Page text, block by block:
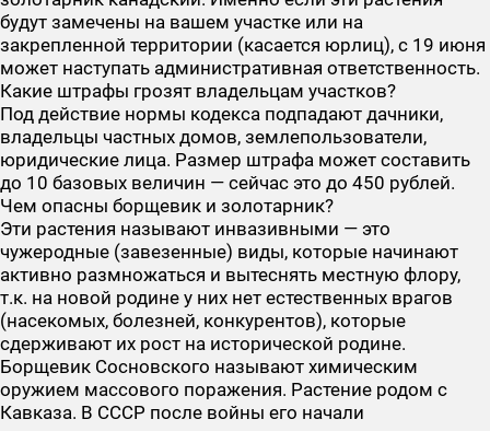
будут замечены на вашем участке или на
закрепленной территории (касается юрлиц), с 19 июня
может наступать административная ответственность.
Какие штрафы грозят владельцам участков?
Под действие нормы кодекса подпадают дачники,
владельцы частных домов, землепользователи,
юридические лица. Размер штрафа может составить
до 10 базовых величин — сейчас это до 450 рублей.
Чем опасны борщевик и золотарник?
Эти растения называют инвазивными — это
чужеродные (завезенные) виды, которые начинают
активно размножаться и вытеснять местную флору,
т.к. на новой родине у них нет естественных врагов
(насекомых, болезней, конкурентов), которые
сдерживают их рост на исторической родине.
Борщевик Сосновского называют химическим
оружием массового поражения. Растение родом с
Кавказа. В СССР после войны его начали